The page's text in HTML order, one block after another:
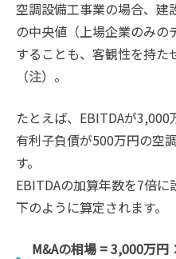
空調設備工事業の場合、建
の中央値（上場企業のみの
することも、客観性を持た
（注）。
たとえば、EBITDAが3,000
有利子負債が500万円の空
す。
EBITDAの加算年数を7倍
下のように算定されます。
M&Aの相場 = 3,000万